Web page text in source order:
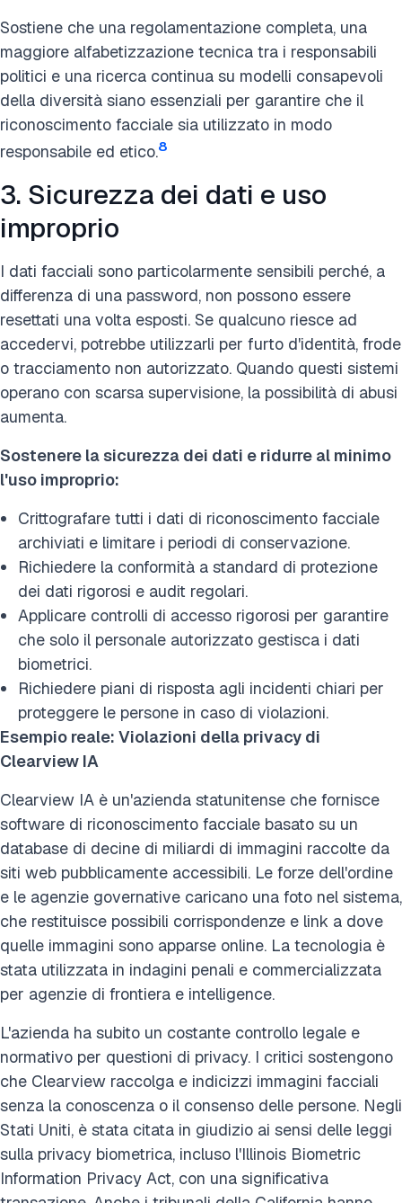
Sostiene che una regolamentazione completa, una
maggiore alfabetizzazione tecnica tra i responsabili
politici e una ricerca continua su modelli consapevoli
della diversità siano essenziali per garantire che il
riconoscimento facciale sia utilizzato in modo
responsabile ed etico.8
3. Sicurezza dei dati e uso
improprio
I dati facciali sono particolarmente sensibili perché, a
differenza di una password, non possono essere
resettati una volta esposti. Se qualcuno riesce ad
accedervi, potrebbe utilizzarli per furto d'identità, frode
o tracciamento non autorizzato. Quando questi sistemi
operano con scarsa supervisione, la possibilità di abusi
aumenta.
Sostenere la sicurezza dei dati e ridurre al minimo
l'uso improprio:
Crittografare tutti i dati di riconoscimento facciale
archiviati e limitare i periodi di conservazione.
Richiedere la conformità a standard di protezione
dei dati rigorosi e audit regolari.
Applicare controlli di accesso rigorosi per garantire
che solo il personale autorizzato gestisca i dati
biometrici.
Richiedere piani di risposta agli incidenti chiari per
proteggere le persone in caso di violazioni.
Esempio reale: Violazioni della privacy di
Clearview IA
Clearview IA è un'azienda statunitense che fornisce
software di riconoscimento facciale basato su un
database di decine di miliardi di immagini raccolte da
siti web pubblicamente accessibili. Le forze dell'ordine
e le agenzie governative caricano una foto nel sistema,
che restituisce possibili corrispondenze e link a dove
quelle immagini sono apparse online. La tecnologia è
stata utilizzata in indagini penali e commercializzata
per agenzie di frontiera e intelligence.
L'azienda ha subito un costante controllo legale e
normativo per questioni di privacy. I critici sostengono
che Clearview raccolga e indicizzi immagini facciali
senza la conoscenza o il consenso delle persone. Negli
Stati Uniti, è stata citata in giudizio ai sensi delle leggi
sulla privacy biometrica, incluso l'Illinois Biometric
Information Privacy Act, con una significativa